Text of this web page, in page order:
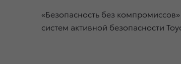
«Безопасность без
систем активной безопасности